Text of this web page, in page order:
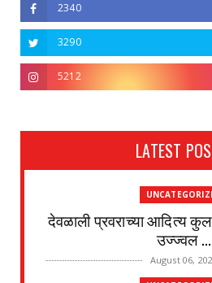
2340
3290
5212
LATEST
देवळाली प्रवराच्या आदित्य
उज्ज्वल ...
August 06,